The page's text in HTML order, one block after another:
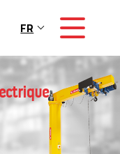
FR